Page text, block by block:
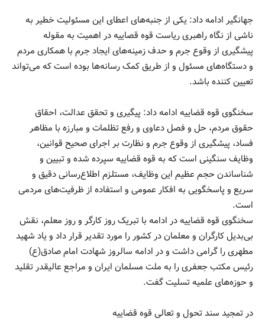
جهانگیر ادامه داد: یکی از جنبه‌های اعطای این مسئولیت خطیر به
ناشی از نگاه راهبری ریاست قوه قصاییه در اهمیت به مقوله
پیشگیری از وقوع جرم و حدف زمینه‌های ایجاد جرم با همکاری مردم
و دستگاه‌های مسئول و از طریق کمک رسانه‌ها بوده است که می‌تواند
تعیین کننده باشد.
سخنگوی قوه قضاییه ادامه داد: پیگیری و تحقق عدالت، احقاق
حقوق مردم، حل و فصل دعاوی و رفع تظلمات و مبارزه با مظاهر
فساد، پیشگیری از وقوع جرم و نظارت بر اجرای صحیح قوانین،
وظایف سنگینی است که به قوه قضاییه سپرده شده و تبیین و
شناساندن حجم عظیم این وظایف، مستلزم اطلاع‌رسانی دقیق و
سریع و پاسخگویی به افکار عمومی و استفاده از ظرفیت‌های مردمی
است.
سخنگوی قوه قضاییه در ادامه با تبریک روز کارگر و روز معلم، نقش
بی‌بدیل کارگران و معلمان در کشور را مورد تقدیر قرار داد و یاد شهید
مطهری را گرامی داشت و در ادامه سالروز شهادت امام صادق(ع)
رئیس مکتب جعفری را به ملت مسلمان ایران و مراجع عالیقدر تقلید
و حوزه‌های علمیه تسلیت گفت.
در تمجید سند تحول و تعالی قوه‌ قضاییه